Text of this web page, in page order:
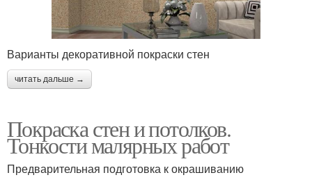
Варианты декоративной покраски стен
читать дальше →
Покраска стен и потолков.
Тонкости малярных работ
Предварительная подготовка к окрашиванию